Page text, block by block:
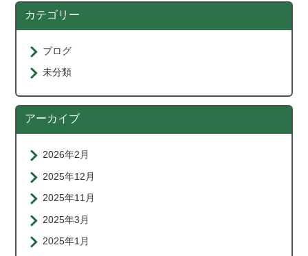
カテゴリー
ブログ
未分類
アーカイブ
2026年2月
2025年12月
2025年11月
2025年3月
2025年1月